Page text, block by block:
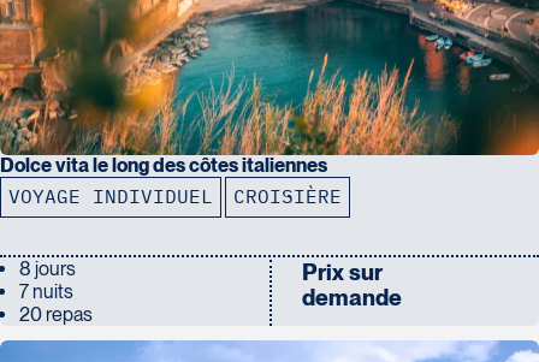
Dolce vita le long des côtes italiennes
VOYAGE INDIVIDUEL CROISIÈRE
8 jours
7 nuits
20 repas
Prix sur
demande